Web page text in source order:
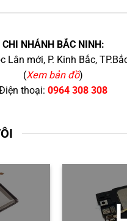
CHI NHÁNH BẮC NINH:
Lân mới, P. Kinh Bắc,
(Xem bản đồ)
thoại: 0964 308 308